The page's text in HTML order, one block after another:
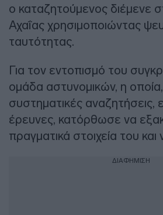
ο καταζητούμενος διέμενε
Αχαΐας χρησιμοποιώντας
ταυτότητας.
Για τον εντοπισμό του
ομάδα αστυνομικών, η
συστηματικές αναζητήσεις,
έρευνες, κατόρθωσε να
πραγματικά στοιχεία του και
ΔΙΑΦΗΜΙΣΗ